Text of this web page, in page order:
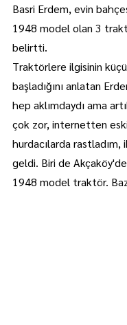
Basri Erdem, evin
1948 model olan 3
belirtti.
Traktörlere ilgisinin
başladığını anlatan
hep aklımdaydı ama
çok zor, internetten
hurdacılarda rastladım,
geldi. Biri de Akçaköy'de
1948 model traktör.